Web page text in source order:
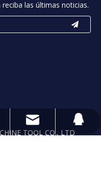
las últimas noticias.
TOOL CO., LTD